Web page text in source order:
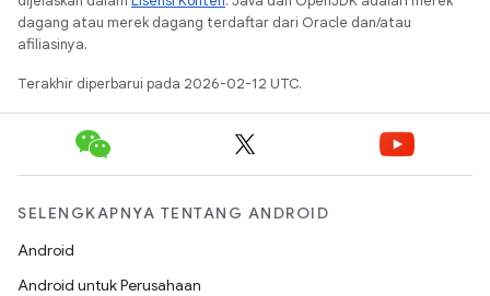
dagang atau merek dagang terdaftar dari Oracle dan/atau
afiliasinya.
Terakhir diperbarui pada 2026-02-12 UTC.
SELENGKAPNYA TENTANG ANDROID
Android
Android untuk Perusahaan